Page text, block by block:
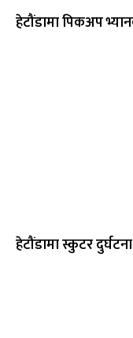
हेटौंडामा पिकअप
हेटौंडामा स्कुटर